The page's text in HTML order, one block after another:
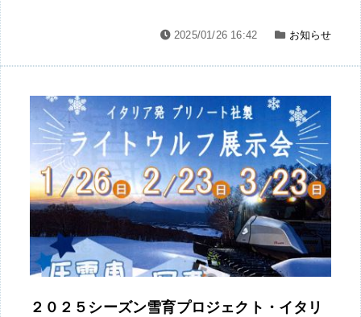
2025/01/26 16:42 お知らせ
２０２５シーズン雪育プロジェクト・イタリ